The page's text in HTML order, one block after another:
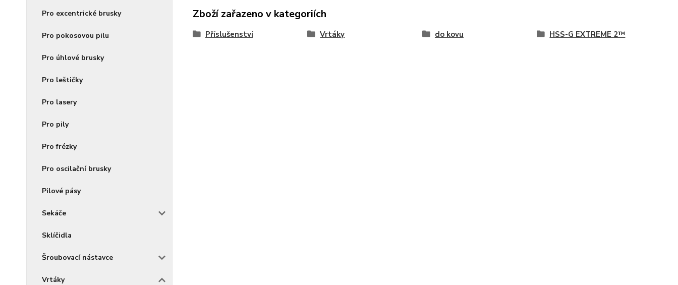
Pro excentrické brusky
Pro pokosovou pilu
Pro úhlové brusky
Pro leštičky
Pro lasery
Pro pily
Pro frézky
Pro oscilační brusky
Pilové pásy
Sekáče
Sklíčidla
Šroubovací nástavce
Vrtáky
Zboží zařazeno v kategoriích
Příslušenství Vrtáky do kovu HSS-G EXTREME 2™